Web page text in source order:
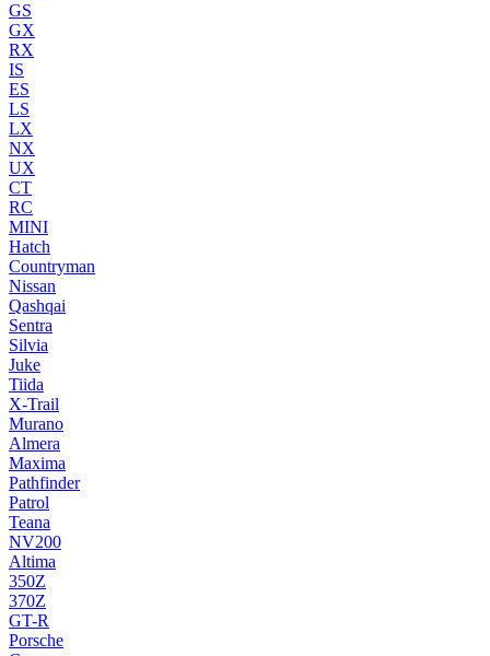
GS
GX
RX
IS
ES
LS
LX
NX
UX
CT
RC
MINI
Hatch
Countryman
Nissan
Qashqai
Sentra
Silvia
Juke
Tiida
X-Trail
Murano
Almera
Maxima
Pathfinder
Patrol
Teana
NV200
Altima
350Z
370Z
GT-R
Porsche